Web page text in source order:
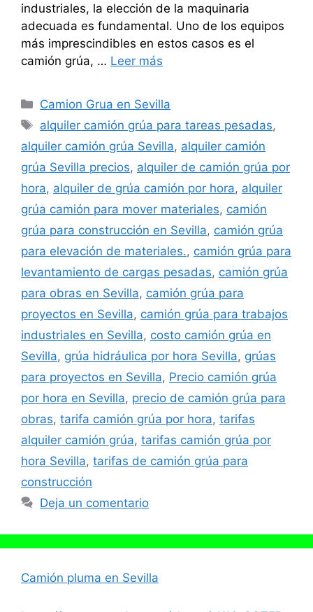
industriales, la elección de la maquinaria
adecuada es fundamental. Uno de los equipos
más imprescindibles en estos casos es el
camión grúa, … Leer más
Categorías
Camion Grua en Sevilla
Etiquetas
alquiler camión grúa para tareas pesadas,
alquiler camión grúa Sevilla, alquiler camión
grúa Sevilla precios, alquiler de camión grúa por
hora, alquiler de grúa camión por hora, alquiler
grúa camión para mover materiales, camión
grúa para construcción en Sevilla, camión grúa
para elevación de materiales., camión grúa para
levantamiento de cargas pesadas, camión grúa
para obras en Sevilla, camión grúa para
proyectos en Sevilla, camión grúa para trabajos
industriales en Sevilla, costo camión grúa en
Sevilla, grúa hidráulica por hora Sevilla, grúas
para proyectos en Sevilla, Precio camión grúa
por hora en Sevilla, precio de camión grúa para
obras, tarifa camión grúa por hora, tarifas
alquiler camión grúa, tarifas camión grúa por
hora Sevilla, tarifas de camión grúa para
construcción
Deja un comentario
Camión pluma en Sevilla